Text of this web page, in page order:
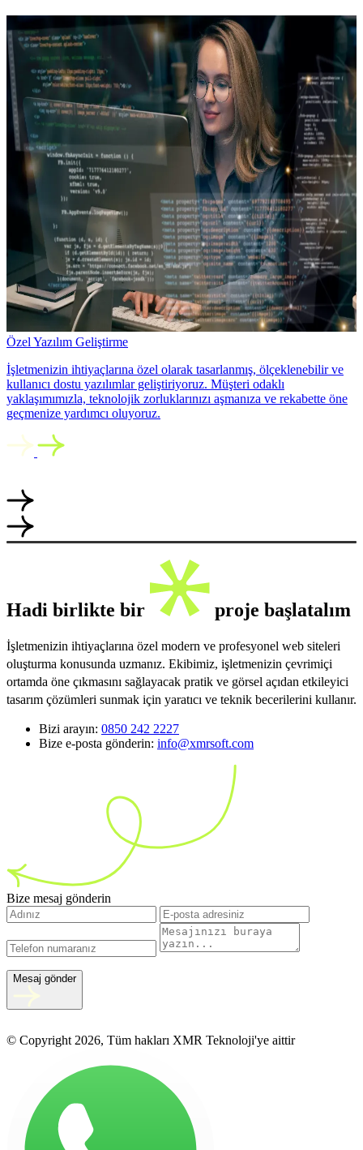
Özel Yazılım Geliştirme
İşletmenizin ihtiyaçlarına özel olarak tasarlanmış, ölçeklenebilir ve
kullanıcı dostu yazılımlar geliştiriyoruz. Müşteri odaklı
yaklaşımımızla, teknolojik zorluklarınızı aşmanıza ve rekabette öne
geçmenize yardımcı oluyoruz.
Hadi birlikte bir proje başlatalım
İşletmenizin ihtiyaçlarına özel modern ve profesyonel web siteleri
oluşturma konusunda uzmanız. Ekibimiz, işletmenizin çevrimiçi
ortamda öne çıkmasını sağlayacak pratik ve görsel açıdan etkileyici
tasarım çözümleri sunmak için yaratıcı ve teknik becerilerini kullanır.
Bizi arayın: 0850 242 2227
Bize e-posta gönderin: info@xmrsoft.com
Bize mesaj gönderin
Mesaj gönder
© Copyright 2026, Tüm hakları XMR Teknoloji'ye aittir